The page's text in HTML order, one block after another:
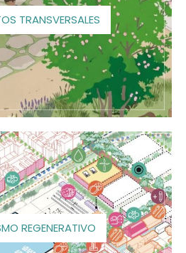
TRANSVERSALES
REGENERATIVO